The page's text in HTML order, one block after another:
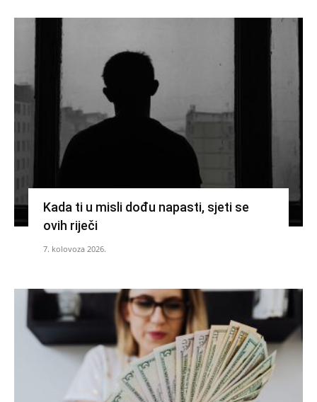
Kada ti u misli dođu napasti, sjeti se
ovih riječi
7. kolovoza 2026.